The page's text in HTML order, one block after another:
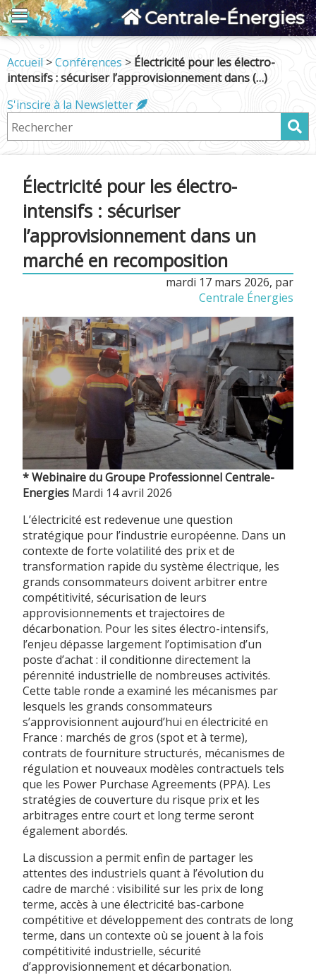
Centrale-Énergies
Accueil >Conférences > Électricité pour les électro-
intensifs : sécuriser l’approvisionnement dans (…)
S'inscire à la Newsletter
Électricité pour les électro-
intensifs : sécuriser
l’approvisionnement dans un
marché en recomposition
mardi 17 mars 2026, par
Centrale Énergies
* Webinaire du Groupe Professionnel Centrale-
Energies Mardi 14 avril 2026
L’électricité est redevenue une question
stratégique pour l’industrie européenne. Dans un
contexte de forte volatilité des prix et de
transformation rapide du système électrique, les
grands consommateurs doivent arbitrer entre
compétitivité, sécurisation de leurs
approvisionnements et trajectoires de
décarbonation. Pour les sites électro-intensifs,
l’enjeu dépasse largement l’optimisation d’un
poste d’achat : il conditionne directement la
pérennité industrielle de nombreuses activités.
Cette table ronde a examiné les mécanismes par
lesquels les grands consommateurs
s’approvisionnent aujourd’hui en électricité en
France : marchés de gros (spot et à terme),
contrats de fourniture structurés, mécanismes de
régulation et nouveaux modèles contractuels tels
que les Power Purchase Agreements (PPA). Les
stratégies de couverture du risque prix et les
arbitrages entre court et long terme seront
également abordés.
La discussion a permit enfin de partager les
attentes des industriels quant à l’évolution du
cadre de marché : visibilité sur les prix de long
terme, accès à une électricité bas-carbone
compétitive et développement des contrats de long
terme, dans un contexte où se jouent à la fois
compétitivité industrielle, sécurité
d’approvisionnement et décarbonation.